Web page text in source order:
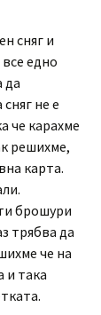
сняг и
едно
да
не е
че карахме
решихме,
карта.
брошури
трябва да
че на
и така